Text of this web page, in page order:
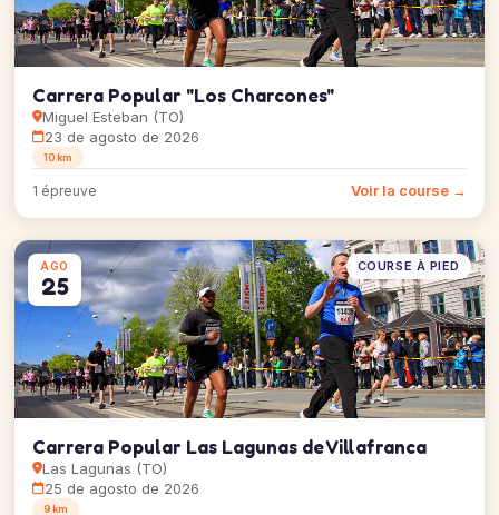
Carrera Popular "Los Charcones"
Miguel Esteban (TO)
23 de agosto de 2026
10 km
1 épreuve Voir la course →
AGO
25
COURSE À PIED
Carrera Popular Las Lagunas de Villafranca
Las Lagunas (TO)
25 de agosto de 2026
9 km